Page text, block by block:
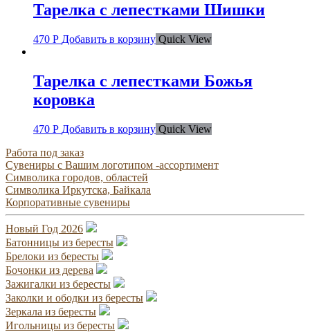
Тарелка с лепестками Шишки
470 Р Добавить в корзину Quick View
Тарелка с лепестками Божья
коровка
470 Р Добавить в корзину Quick View
Работа под заказ
Сувениры с Вашим логотипом -ассортимент
Символика городов, областей
Символика Иркутска, Байкала
Корпоративные сувениры
Новый Год 2026
Батонницы из бересты
Брелоки из бересты
Бочонки из дерева
Зажигалки из бересты
Заколки и ободки из бересты
Зеркала из бересты
Игольницы из бересты